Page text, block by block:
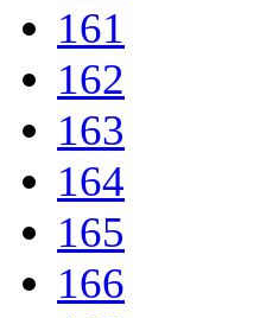
161
162
163
164
165
166